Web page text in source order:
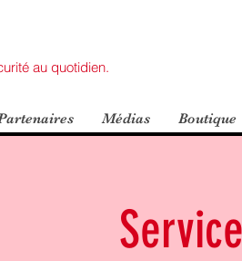
au quotidien.
Médias Boutique